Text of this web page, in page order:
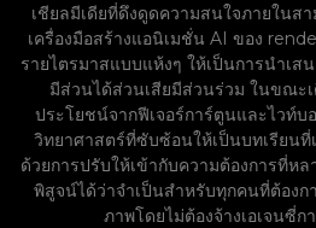
เชียลมีเดียที่ดึงดูดความสนใจภายในส
เครื่องมือสร้างแอนิเมชั่น AI ของ
รายไตรมาสแบบแห้งๆ ให้เป็นการนำเ
มีส่วนได้ส่วนเสียมีส่วนร่วม ในขณะ
ประโยชน์จากฟีเจอร์การ์ตูนและไวท์บ
วิทยาศาสตร์ที่ซับซ้อนให้เป็นบทเรียนที่
ด้วยการปรับให้เข้ากับความต้องการที่หล
พิสูจน์ได้ว่าจำเป็นสำหรับทุกคนที่ต้องก
ภาพโดยไม่ต้องจ้างเอเจนซี่ก